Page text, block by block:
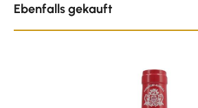
Ebenfalls gekauft